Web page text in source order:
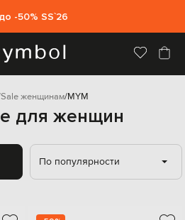
-50% SS`26
Sale женщинам MYM
для женщин
По популярности